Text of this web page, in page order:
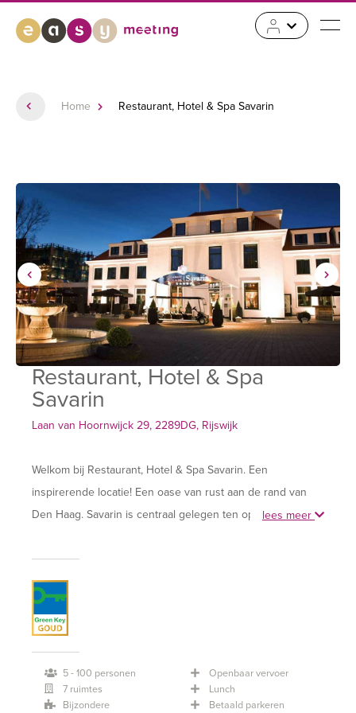
Home Restaurant, Hotel & Spa Savarin
Restaurant, Hotel & Spa
Savarin
Laan van Hoornwijck 29, 2289DG, Rijswijk
Welkom bij Restaurant, Hotel & Spa Savarin. Een
inspirerende locatie! Een oase van rust aan de rand van
Den Haag. Savarin is centraal gelegen ten opzichte van
afslag van de A4 (afslag 9) en A13 (afslag 7), de ideale
vergaderlocatie in de Randstad.
Van een kleinschalige vergadering tot een sprankelend
Spa Savarin bent u de regisseur van uw eigen beleving.
lees meer
5 - 100 personen
7 ruimtes
Bijzondere
Openbaar vervoer
Lunch
Betaald parkeren